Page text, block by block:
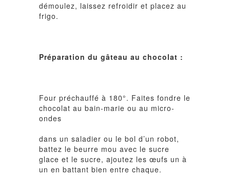
démoulez, laissez refroidir et placez au
frigo.
Préparation du gâteau au chocolat :
Four préchauffé à 180°. Faites fondre le
chocolat au bain-marie ou au micro-
ondes
dans un saladier ou le bol d’un robot,
battez le beurre mou avec le sucre
glace et le sucre, ajoutez les œufs un à
un en battant bien entre chaque.